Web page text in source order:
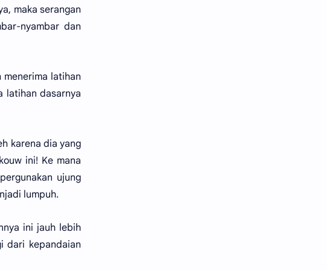
maka serangan
nyambar dan
latihan
latihan dasarnya
karena dia yang
ini! Ke mana
ujung
lumpuh.
ini jauh lebih
dari kepandaian